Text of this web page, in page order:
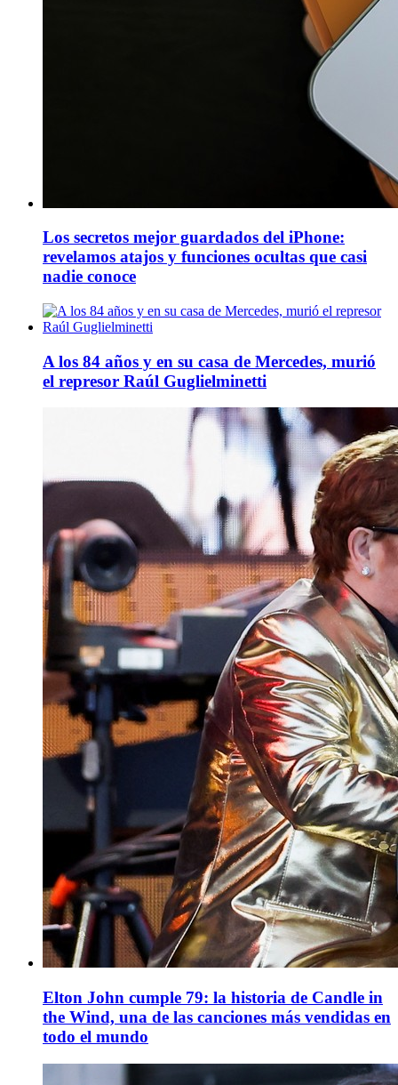
Los secretos mejor guardados del iPhone:
revelamos atajos y funciones ocultas que casi
nadie conoce
A los 84 años y en su casa de Mercedes, murió
el represor Raúl Guglielminetti
Elton John cumple 79: la historia de Candle in
the Wind, una de las canciones más vendidas en
todo el mundo